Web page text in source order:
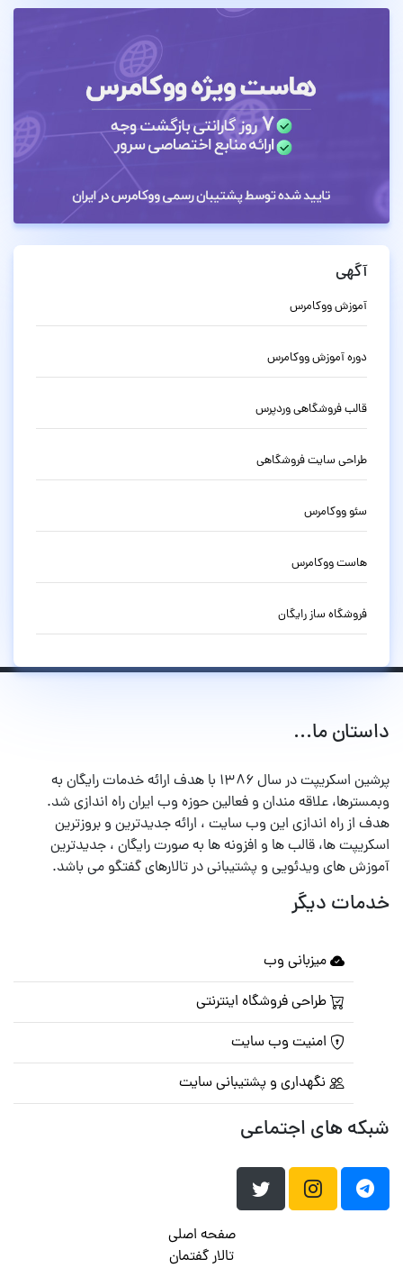
آگهی
آموزش ووکامرس
دوره آموزش ووکامرس
قالب فروشگاهی وردپرس
طراحی سایت فروشگاهی
سئو ووکامرس
هاست ووکامرس
فروشگاه ساز رایگان
داستان ما...
پرشین اسکریپت در سال ۱۳۸۶ با هدف ارائه خدمات رایگان به
وبمسترها، علاقه مندان و فعالین حوزه وب ایران راه اندازی شد.
هدف از راه اندازی این وب سایت ، ارائه جدیدترین و بروزترین
اسکریپت ها، قالب ها و افزونه ها به صورت رایگان ، جدیدترین
آموزش های ویدئویی و پشتیبانی در تالارهای گفتگو می باشد.
خدمات دیگر
میزبانی وب
طراحی فروشگاه اینترنتی
امنیت وب سایت
نگهداری و پشتیبانی سایت
شبکه های اجتماعی
صفحه اصلی
تالار گفتمان